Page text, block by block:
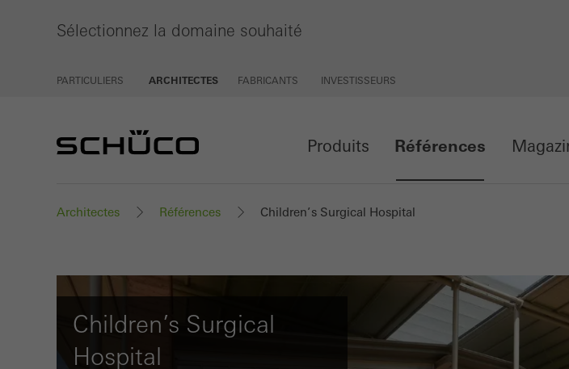
Sélectionnez la domaine souhaité
PARTICULIERS ARCHITECTES FABRICANTS INVESTISSEURS
Produits Références
Architectes Références Children’s Surgical Hospital
Children’s Surgical
Hospital